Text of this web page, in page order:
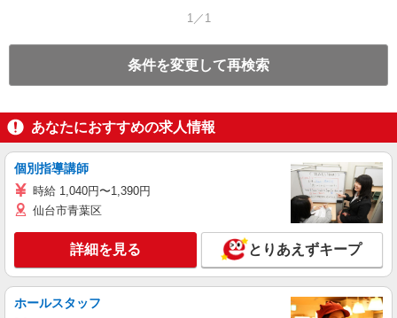
1／1
条件を変更して再検索
あなたにおすすめの求人情報
個別指導講師
時給 1,040円〜1,390円
仙台市青葉区
詳細を見る とりあえずキープ
ホールスタッフ